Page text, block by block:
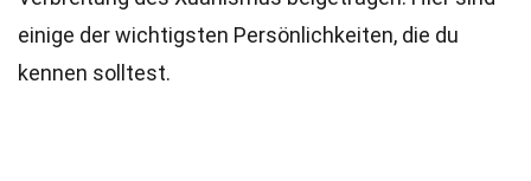
einige der wichtigsten Persönlichkeiten, die du
kennen solltest.